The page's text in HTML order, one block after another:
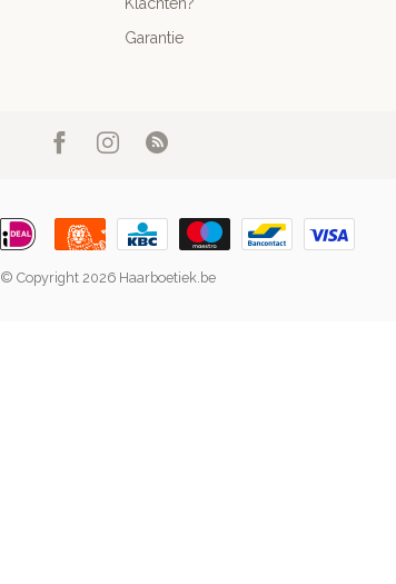
Garantie
© Copyright 2026 Haarboetiek.be